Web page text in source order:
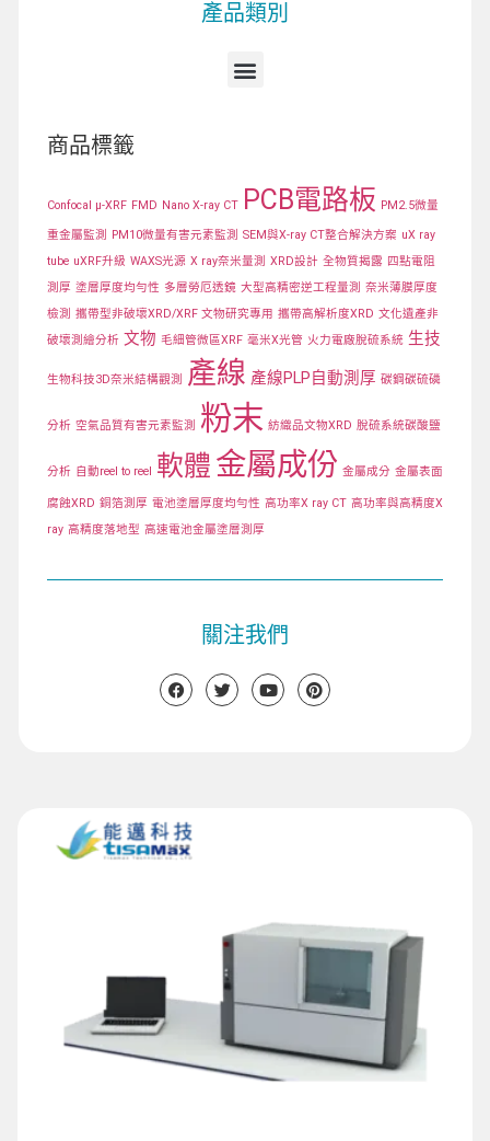
產品類別
商品標籤
Confocal μ-XRF FMD Nano X-ray CT PCB電路板 PM2.5微量
重金屬監測 PM10微量有害元素監測 SEM與X-ray CT整合解決方案 uX ray
tube uXRF升級 WAXS光源 X ray奈米量測 XRD設計 全物質揭露 四點電阻
測厚 塗層厚度均勻性 多層勞厄透鏡 大型高精密逆工程量測 奈米薄膜厚度
檢測 攜帶型非破壞XRD/XRF 文物研究專用 攜帶高解析度XRD 文化遺產非
破壞測繪分析 文物 毛細管微區XRF 毫米X光管 火力電廠脫硫系統 生技
生物科技3D奈米結構觀測 產線 產線PLP自動測厚 碳鋼碳硫磷
分析 空氣品質有害元素監測 粉末 紡織品文物XRD 脫硫系統碳酸鹽
分析 自動reel to reel 軟體 金屬成份 金屬成分 金屬表面
腐蝕XRD 銅箔測厚 電池塗層厚度均勻性 高功率X ray CT 高功率與高精度X
ray 高精度落地型 高速電池金屬塗層測厚
關注我們